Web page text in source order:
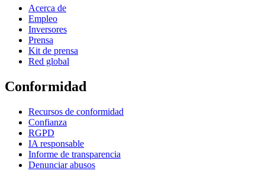
Acerca de
Empleo
Inversores
Prensa
Kit de prensa
Red global
Conformidad
Recursos de conformidad
Confianza
RGPD
IA responsable
Informe de transparencia
Denunciar abusos